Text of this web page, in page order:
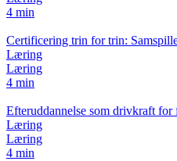
4 min
Certificering trin for trin:
Læring
Læring
4 min
Efteruddannelse som drivkraft
Læring
Læring
4 min